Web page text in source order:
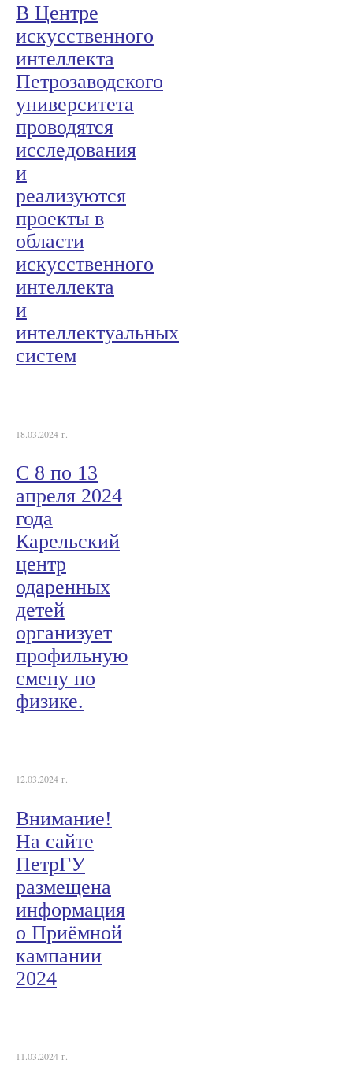
В Центре
искусственного
интеллекта
Петрозаводского
университета
проводятся
исследования
и
реализуются
проекты в
области
искусственного
интеллекта
и
интеллектуальных
систем
18.03.2024 г.
С 8 по 13
апреля 2024
года
Карельский
центр
одаренных
детей
организует
профильную
смену по
физике.
12.03.2024 г.
Внимание!
На сайте
ПетрГУ
размещена
информация
о Приёмной
кампании
2024
11.03.2024 г.